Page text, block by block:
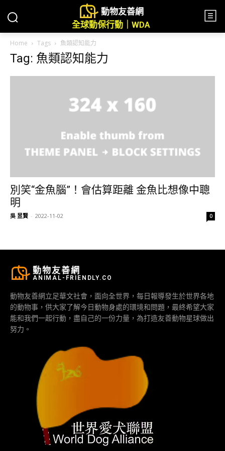
動物友善網
全球動保行動｜WDA
Home Tags 魚類認知能力
Tag: 魚類認知能力
別笑“金魚腦”！會估算距離 金魚比想像中聰
明
吳 昱賢 - 2022-11-02 0
動物友善網
ANIMAL-FRIENDLY.CO
動物友善網立足華文社會，面向全世界，每日報導發生於世界各地
的動物事，供大家了解今日動物身處的環境和問題，最終希望大家
能和我們一起行動，盡自己的一份力量，為打造友善動物星球做出
努力。